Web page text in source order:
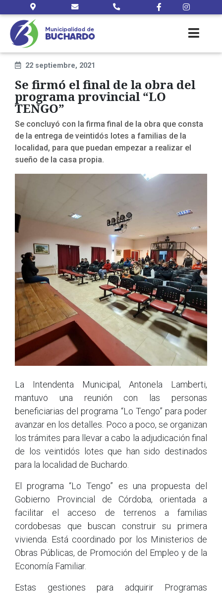
22 septiembre, 2021
Se firmó el final de la obra del
programa provincial “LO
TENGO”
Se concluyó con la firma final de la obra que consta
de la entrega de veintidós lotes a familias de la
localidad, para que puedan empezar a realizar el
sueño de la casa propia.
La Intendenta Municipal, Antonela Lamberti,
mantuvo una reunión con las personas
beneficiarias del programa “Lo Tengo” para poder
avanzar en los detalles. Poco a poco, se organizan
los trámites para llevar a cabo la adjudicación final
de los veintidós lotes que han sido destinados
para la localidad de Buchardo.
El programa “Lo Tengo” es una propuesta del
Gobierno Provincial de Córdoba, orientada a
facilitar el acceso de terrenos a familias
cordobesas que buscan construir su primera
vivienda. Está coordinado por los Ministerios de
Obras Públicas, de Promoción del Empleo y de la
Economía Familiar.
Estas gestiones para adquirir Programas